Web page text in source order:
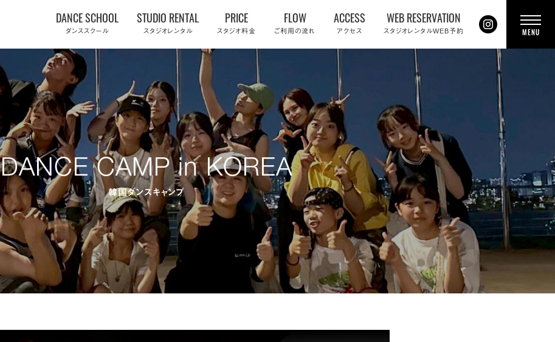
t
o
g
MENU
to
content
DANCE SCHOOL
ダンススクール
STUDIO RENTAL
スタジオレンタル
PRICE
スタジオ料金
FLOW
ご利用の流れ
ACCESS
アクセス
WEB RESERVATION
スタジオレンタルWEB予約
DANCE CAMP in KOREA
韓国ダンスキャンプ